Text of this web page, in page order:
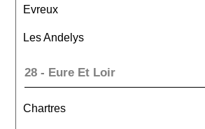
Evreux
Les Andelys
28 - Eure Et Loir
Chartres